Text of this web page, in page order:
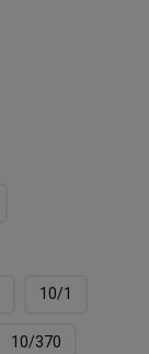
10/1
10/370